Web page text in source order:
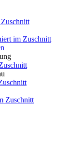
im Zuschnitt
Zuschnitt